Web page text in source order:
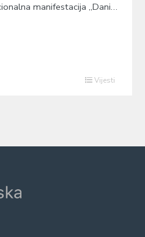
manifestacija „Dani…
Vijesti